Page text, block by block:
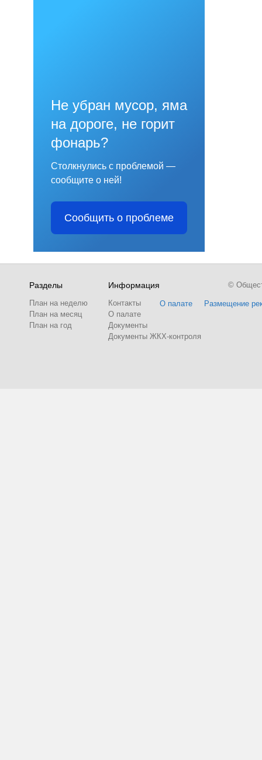
Не убран мусор, яма
на дороге, не горит
фонарь?
Столкнулись с проблемой —
сообщите о ней!
Сообщить о проблеме
Разделы
План на неделю
План на месяц
План на год
Информация
Контакты
О палате
Документы
Документы ЖКХ-контроля
О палате Размещение
©